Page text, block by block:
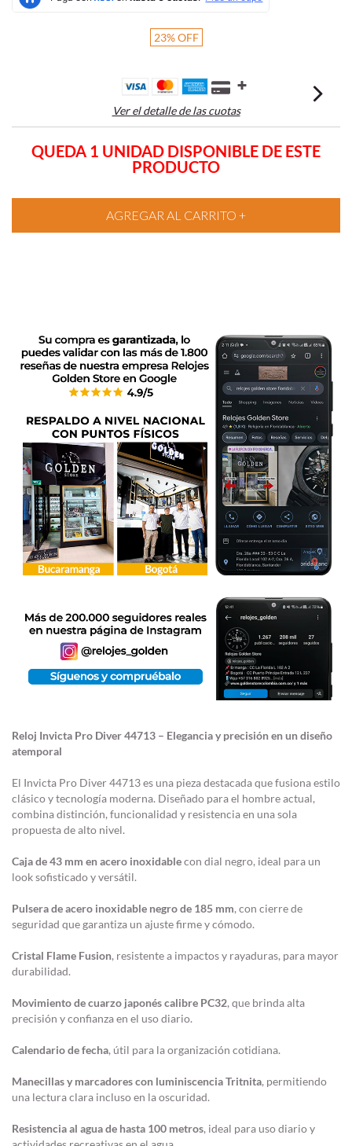
23%OFF
Ver el detalle de las cuotas
QUEDA 1 UNIDAD DISPONIBLE DE ESTE
PRODUCTO
Reloj Invicta Pro Diver 44713 – Elegancia y precisión en un diseño
atemporal
El Invicta Pro Diver 44713 es una pieza destacada que fusiona estilo
clásico y tecnología moderna. Diseñado para el hombre actual,
combina distinción, funcionalidad y resistencia en una sola
propuesta de alto nivel.
Caja de 43 mm en acero inoxidablecon dial negro, ideal para un
look sofisticado y versátil.
Pulsera de acero inoxidable negro de 185 mm, con cierre de
seguridad que garantiza un ajuste firme y cómodo.
Cristal Flame Fusion, resistente a impactos y rayaduras, para mayor
durabilidad.
Movimiento de cuarzo japonés calibre PC32, que brinda alta
precisión y confianza en el uso diario.
Calendario de fecha, útil para la organización cotidiana.
Manecillas y marcadores con luminiscencia Tritnita, permitiendo
una lectura clara incluso en la oscuridad.
Resistencia al agua de hasta 100 metros, ideal para uso diario y